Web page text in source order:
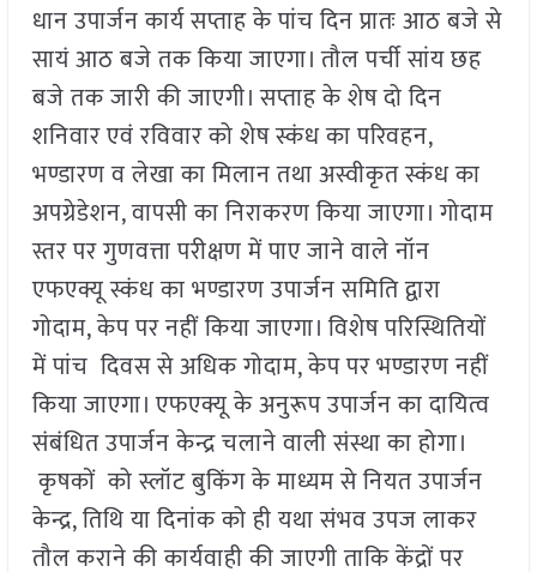
धान उपार्जन कार्य सप्ताह के पांच दिन प्रातः आठ बजे से
सायं आठ बजे तक किया जाएगा। तौल पर्ची सांय छह
बजे तक जारी की जाएगी। सप्ताह के शेष दो दिन
शनिवार एवं रविवार को शेष स्कंध का परिवहन,
भण्डारण व लेखा का मिलान तथा अस्वीकृत स्कंध का
अपग्रेडेशन, वापसी का निराकरण किया जाएगा। गोदाम
स्तर पर गुणवत्ता परीक्षण में पाए जाने वाले नॉन
एफएक्यू स्कंध का भण्डारण उपार्जन समिति द्वारा
गोदाम, केप पर नहीं किया जाएगा। विशेष परिस्थितियों
में पांच दिवस से अधिक गोदाम, केप पर भण्डारण नहीं
किया जाएगा। एफएक्यू के अनुरूप उपार्जन का दायित्व
संबंधित उपार्जन केन्द्र चलाने वाली संस्था का होगा।
कृषकों को स्लॉट बुकिंग के माध्यम से नियत उपार्जन
केन्द्र, तिथि या दिनांक को ही यथा संभव उपज लाकर
तौल कराने की कार्यवाही की जाएगी ताकि केंद्रों पर